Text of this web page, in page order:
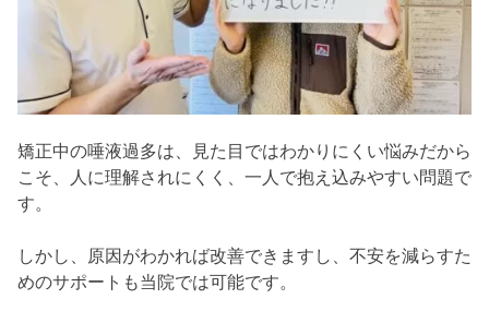
矯正中の唾液過多は、見た目ではわかりにくい悩みだから
こそ、人に理解されにくく、一人で抱え込みやすい問題で
す。
しかし、原因がわかれば改善できますし、不安を減らすた
めのサポートも当院では可能です。